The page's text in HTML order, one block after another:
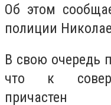
Об этом
полиции
В свою очередь
что к
причастен